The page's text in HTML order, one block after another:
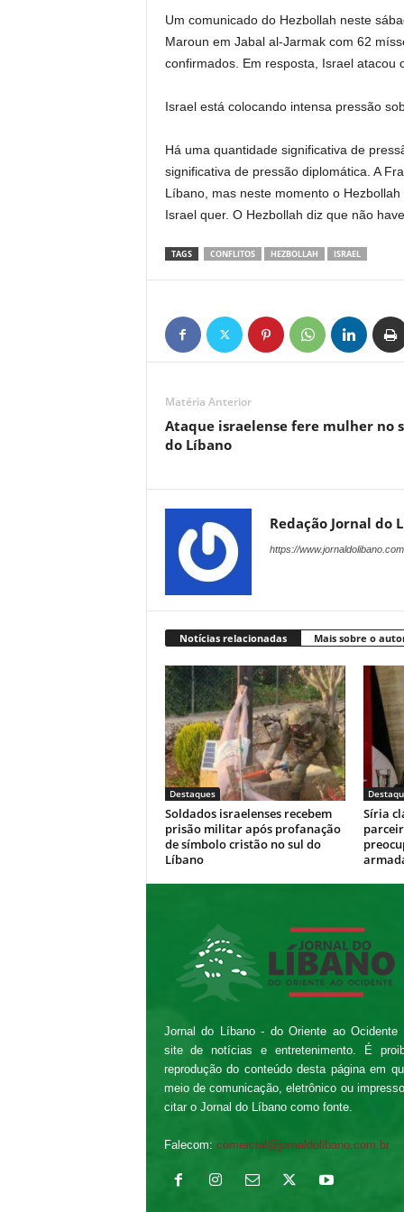
Um comunicado do Hezbollah neste
Maroun em Jabal al-Jarmak com 62
confirmados. Em resposta, Israel atacou
Israel está colocando intensa pressão
Há uma quantidade significativa de
significativa de pressão diplomática. A
Líbano, mas neste momento o
Israel quer. O Hezbollah diz que não
TAGS CONFLITOS HEZBOLLAH ISRAEL
Matéria Anterior
Ataque israelense fere mulher no
do Líbano
Redação Jornal do
https://
Notícias relacionadas Mais sobre o
Destaques
Soldados israelenses recebem
prisão militar após profanação
de símbolo cristão no sul do
Líbano
Síria
Jornal do Líbano - do Oriente ao Ocidente
site de notícias e entretenimento. É
reprodução do conteúdo desta página em
meio de comunicação, eletrônico ou
citar o Jornal do Líbano como fonte.
Falecom: comercial@jornaldolibano.com.br